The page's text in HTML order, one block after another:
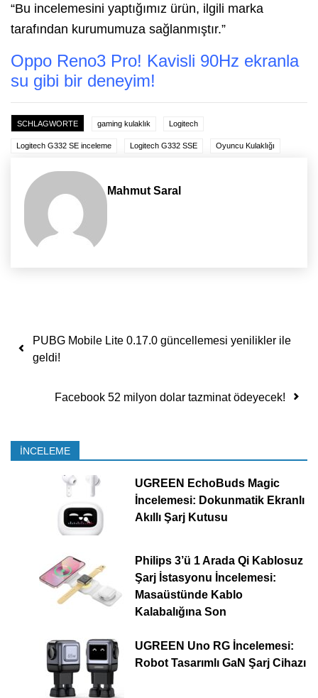
“Bu incelemesini yaptığımız ürün, ilgili marka
tarafından kurumumuza sağlanmıştır.”
Oppo Reno3 Pro! Kavisli 90Hz ekranla
su gibi bir deneyim!
SCHLAGWORTE gaming kulaklık Logitech
Logitech G332 SE inceleme Logitech G332 SSE Oyuncu Kulaklığı
Mahmut Saral
Yazı dolaşımı
PUBG Mobile Lite 0.17.0 güncellemesi yenilikler ile
geldi!
Facebook 52 milyon dolar tazminat ödeyecek!
İNCELEME
UGREEN EchoBuds Magic
İncelemesi: Dokunmatik Ekranlı
Akıllı Şarj Kutusu
Philips 3’ü 1 Arada Qi Kablosuz
Şarj İstasyonu İncelemesi:
Masaüstünde Kablo
Kalabalığına Son
UGREEN Uno RG İncelemesi:
Robot Tasarımlı GaN Şarj Cihazı